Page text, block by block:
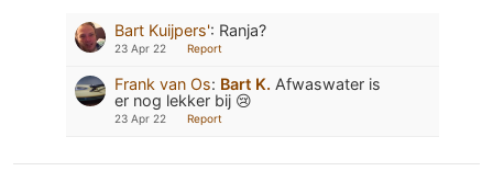
Bart Kuijpers': Ranja?
23 Apr 22 Report
Frank van Os: Bart K. Afwaswater is
er nog lekker bij 😢
23 Apr 22 Report